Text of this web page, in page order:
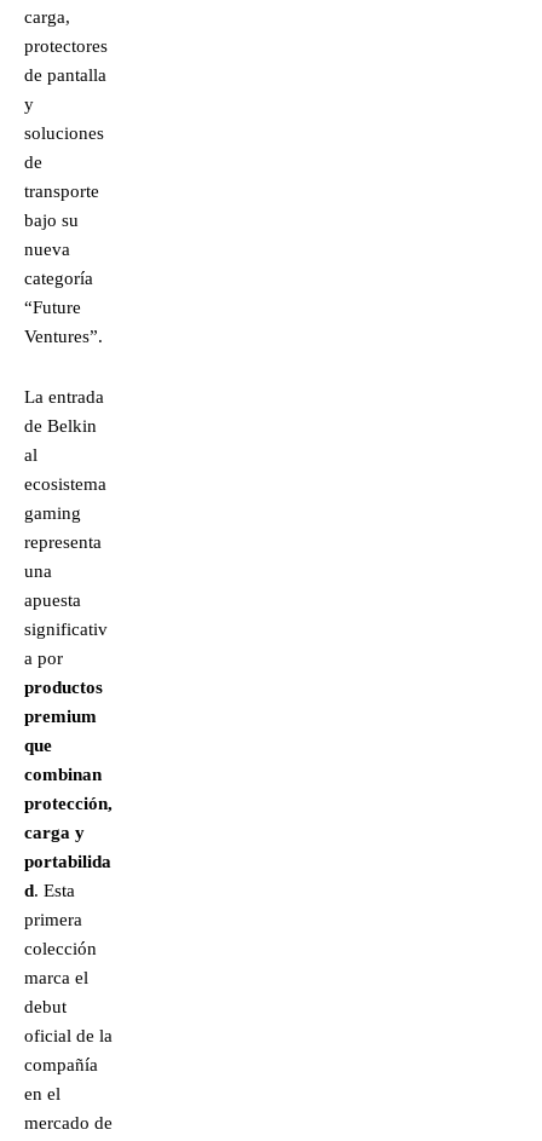
carga,
protectores
de pantalla
y
soluciones
de
transporte
bajo su
nueva
categoría
“Future
Ventures”.
La entrada
de Belkin
al
ecosistema
gaming
representa
una
apuesta
significativ
a por
productos
premium
que
combinan
protección,
carga y
portabilida
d. Esta
primera
colección
marca el
debut
oficial de la
compañía
en el
mercado de